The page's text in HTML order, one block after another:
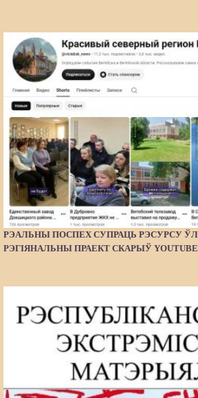
РЭАЛЬНЫ ПОСПЕХ СУПРАЦЬ РЭСУРСУ
РЭГІЯНАЛЬНЫ ПРАЕКТ СКАРЫЎ YOUTUBE